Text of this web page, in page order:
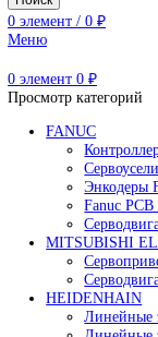
M-900
R-1000
Робот
Робот
элемент / 0₽
Меню
элемент 0₽
Просмотр